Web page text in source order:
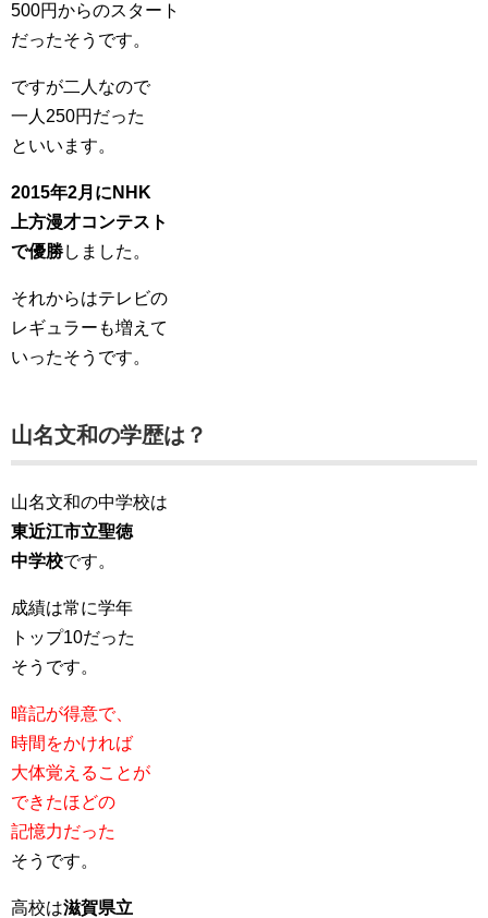
500円からのスタート
だったそうです。
ですが二人なので
一人250円だった
といいます。
2015年2月にNHK
上方漫才コンテスト
で優勝しました。
それからはテレビの
レギュラーも増えて
いったそうです。
山名文和の学歴は？
山名文和の中学校は
東近江市立聖徳
中学校です。
成績は常に学年
トップ10だった
そうです。
暗記が得意で、
時間をかければ
大体覚えることが
できたほどの
記憶力だった
そうです。
高校は滋賀県立